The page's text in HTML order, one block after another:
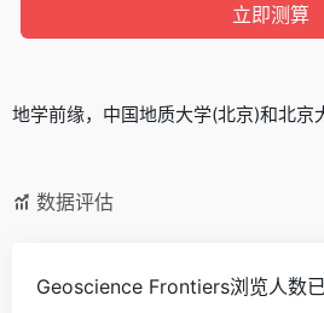
地学前缘，中国地质大学(北京)和北京
数据评估
Geoscience Frontiers浏览人数